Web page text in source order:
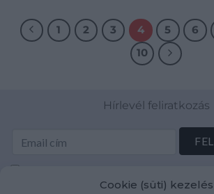
Cookie (süti) kezelés
1 2 3 4 5 6
10
Hírlevél feliratkozás
mutargy.com/adatkezelesi-tajekoztato/